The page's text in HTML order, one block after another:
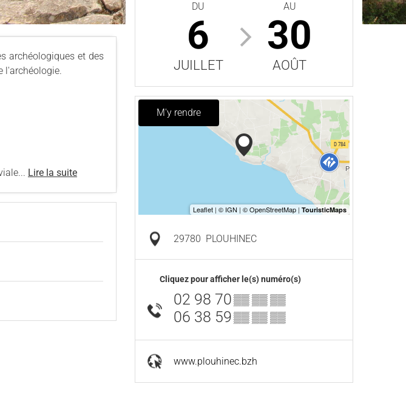
archéologiques et des
l'archéologie.
Lire la suite
DU
6
JUILLET
AU
30
AOÛT
M'y rendre
29780 PLOUHINEC
Cliquez pour afficher le(s) numéro(s)
02 98 70▒▒ ▒▒ ▒▒
06 38 59▒▒ ▒▒ ▒▒
www.plouhinec.bzh